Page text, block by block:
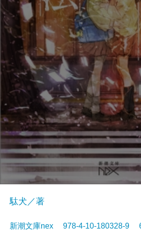
駄犬／著
新潮文庫nex 978-4-10-180328-9